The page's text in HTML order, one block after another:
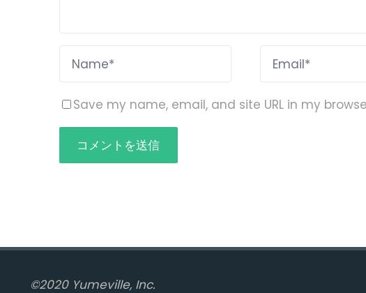
Save my name, email, and site URL in my
©2020 Yumeville, Inc.